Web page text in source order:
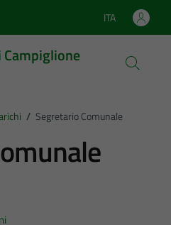
Lingua attiva:
ITA
Campiglione
/ Segretario Comunale